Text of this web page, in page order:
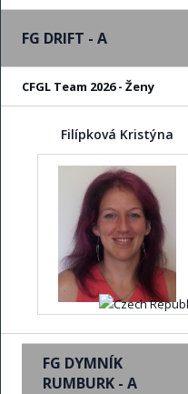
FG DRIFT - A
CFGL Team 2026 - Ženy
Filípková Kristýna
FG DYMNÍK
RUMBURK - A